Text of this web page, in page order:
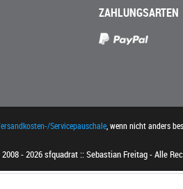
ZAHLUNGSARTEN
Servicepauschale, wenn nicht anders
- 2026 sfquadrat :: Sebastian Freitag - Alle